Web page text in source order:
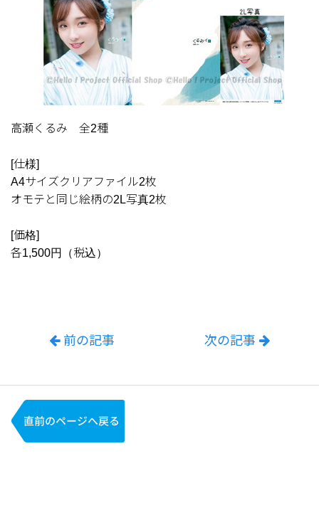
高瀬くるみ 全2種
[仕様]
A4サイズクリアファイル2枚
オモテと同じ絵柄の2L写真2枚
[価格]
各1,500円（税込）
前の記事 次の記事